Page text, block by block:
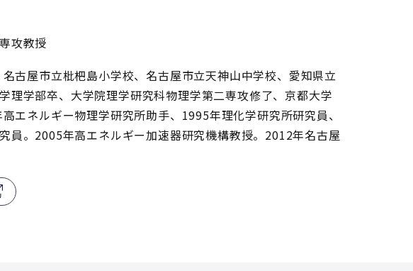
攻教授
古屋市立枇杷島小学校、名古屋市立天神山中学校、愛知県立
理学部卒、大学院理学研究科物理学第二専攻修了、京都大学
エネルギー物理学研究所助手、1995年理化学研究所研究員、
員。2005年高エネルギー加速器研究機構教授。2012年名古屋